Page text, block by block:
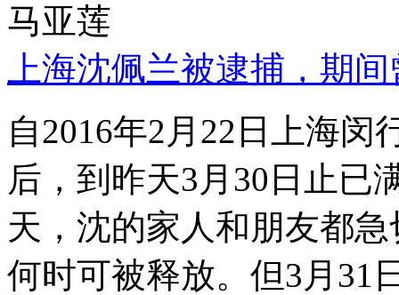
马亚莲
上海沈佩兰被逮捕，期
自2016年2月22日上海
后，到昨天3月30日止已
天，沈的家人和朋友都
何时可被释放。但3月31